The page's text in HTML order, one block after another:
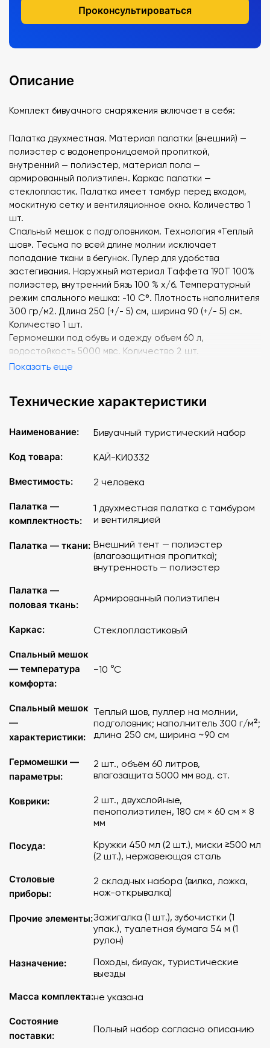
Проконсультироваться
Описание
Комплект бивуачного снаряжения включает в себя:
Палатка двухместная. Материал палатки (внешний) —
полиэстер c водонепроницаемой пропиткой,
внутренний — полиэстер, материал пола —
армированный полиэтилен. Каркас палатки —
стеклопластик. Палатка имеет тамбур перед входом,
москитную сетку и вентиляционное окно. Количество 1
шт.
Спальный мешок с подголовником. Технология «Теплый
шов». Тесьма по всей длине молнии исключает
попадание ткани в бегунок. Пулер для удобства
застегивания. Наружный материал Таффета 190Т 100%
полиэстер, внутренний Бязь 100 % х/б. Температурный
режим спального мешка: -10 Сº. Плотность наполнителя
300 гр/м2. Длина 250 (+/- 5) см, ширина 90 (+/- 5) см.
Количество 1 шт.
Гермомешки под обувь и одежду объем 60 л,
водостойкость 5000 мвс. Количество 2 шт.
Коврик туристический двухслойный изготовлен из
Кружка из нержавеющей стали объем 450 мл.
Миска из нержавеющей стали объем не менее 500 мл.
Походный столовый набор (вилка, ложка, нож-
Количество 2 шт.
Зубочистка. Количество 1 упаковка.
Туалетная бумага 54 м. Количество 1 рулон.
Показать еще
Технические характеристики
Наименование: Бивуачный туристический набор
Код товара: КАЙ-КИ0332
Вместимость: 2 человека
Палатка —
комплектность:
1 двухместная палатка с тамбуром
и вентиляцией
Палатка — ткани: Внешний тент — полиэстер
(влагозащитная пропитка);
внутренность — полиэстер
Палатка —
половая ткань:
Армированный полиэтилен
Каркас: Стеклопластиковый
Спальный мешок
— температура
комфорта:
−10 °C
Спальный мешок
—
характеристики:
Теплый шов, пуллер на молнии,
подголовник; наполнитель 300 г/м²;
длина 250 см, ширина ~90 см
Гермомешки —
параметры:
2 шт., объём 60 литров,
влагозащита 5000 мм вод. ст.
Коврики:
2 шт., двухслойные,
пенополиэтилен, 180 см × 60 см × 8
мм
Посудa:
Кружки 450 мл (2 шт.), миски ≥500 мл
(2 шт.), нержавеющая сталь
Столовые
приборы:
2 складных набора (вилка, ложка,
нож-открывалка)
Прочие элементы:Зажигалка (1 шт.), зубочистки (1
упак.), туалетная бумага 54 м (1
рулон)
Назначение:
Походы, бивуак, туристические
выезды
Масса комплекта:не указана
Состояние
поставки:
Полный набор согласно описанию